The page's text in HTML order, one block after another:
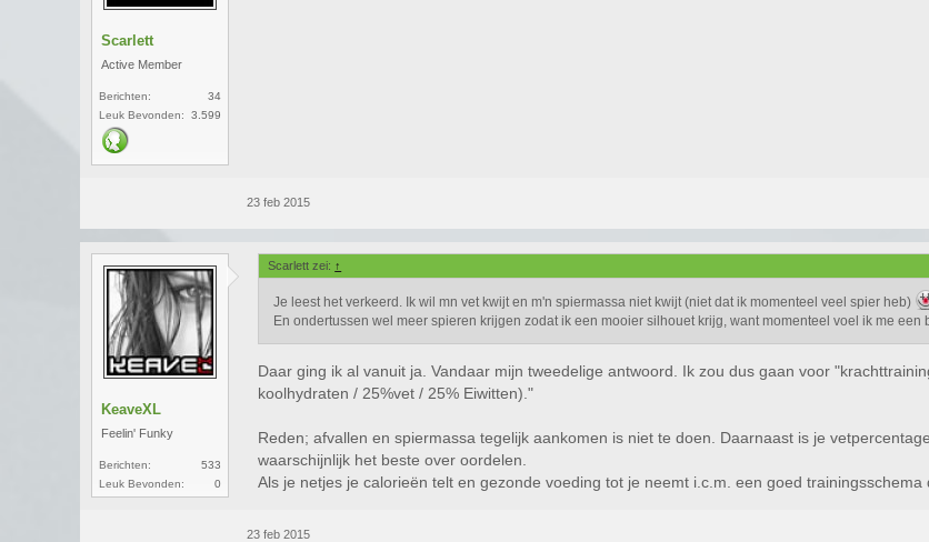
Scarlett
Active Member
Berichten:
34
Leuk Bevonden:
3.599
23 feb 2015
KeaveXL
Feelin' Funky
Berichten:
533
Leuk Bevonden:
0
Scarlett zei: ↑
Je leest het verkeerd. Ik wil mn vet kwijt en m'n spiermassa niet kwijt (niet dat ik momenteel veel spier heb)
En ondertussen wel meer spieren krijgen zodat ik een mooier silhouet krijg, want momenteel voel ik me een
Daar ging ik al vanuit ja. Vandaar mijn tweedelige antwoord. Ik zou dus gaan voor
koolhydraten / 25%vet / 25% Eiwitten)."
Reden; afvallen en spiermassa tegelijk aankomen is niet te doen. Daarnaast is je
waarschijnlijk het beste over oordelen.
Als je netjes je calorieën telt en gezonde voeding tot je neemt i.c.m. een goed trainingsschema
23 feb 2015